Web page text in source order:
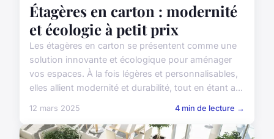
Étagères en carton : modernité
et écologie à petit prix
Les étagères en carton se présentent comme une
solution innovante et écologique pour aménager
vos espaces. À la fois légères et personnalisables,
elles allient modernité et durabilité, tout en étant a...
12 mars 2025 4 min de lecture →